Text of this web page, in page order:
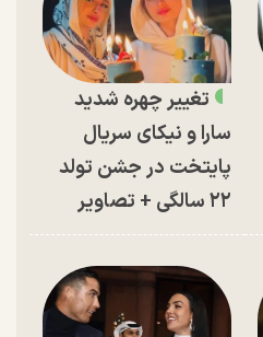
تغییر چهره شدید
سارا و نیکای سریال
پایتخت در جشن تولد
۲۲ سالگی + تصاویر